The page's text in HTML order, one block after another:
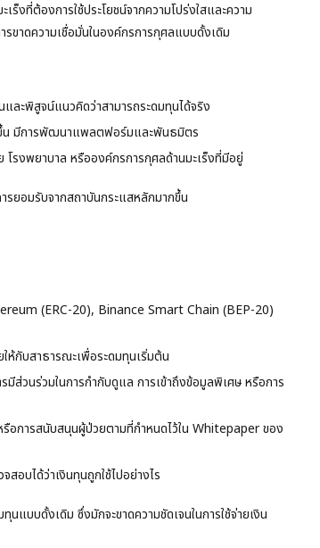
งที่ต้องการใช้ประโยชน์จากความโปร่งใสและความ
ขาดความเชื่อมั่นในองค์กรการกุศลแบบดั้งเดิม
และพิสูจน์แนวคิดว่าสามารถระดมทุนได้จริง
น มีการพัฒนาแพลตฟอร์มและพันธมิตร
โรงพยาบาล หรือองค์กรการกุศลด้านมะเร็งที่มีอยู่
รยอมรับจากสถาบันกระแสหลักมากขึ้น
(ERC-20), Binance Smart Chain (BEP-20)
ให้กับสาธารณะเพื่อระดมทุนเริ่มต้น
มีส่วนร่วมในการกำกับดูแล การเข้าถึงข้อมูลพิเศษ หรือการ
รือการสนับสนุนผู้ป่วยตามที่กำหนดไว้ใน Whitepaper ของ
อบได้ว่าเงินทุนถูกใช้ไปอย่างไร
บบดั้งเดิม ซึ่งมักจะขาดความชัดเจนในการใช้จ่ายเงิน